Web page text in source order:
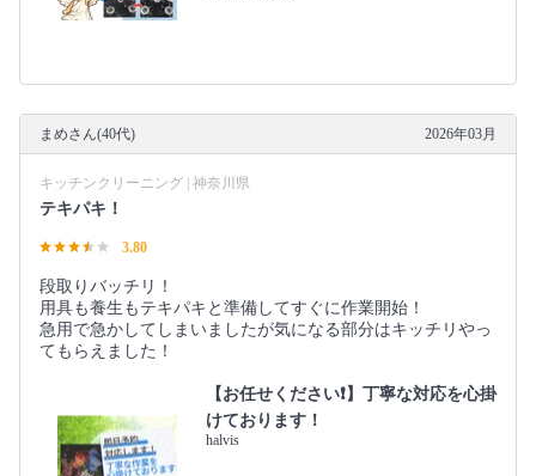
まめさん(40代) 2026年03月
キッチンクリーニング | 神奈川県
テキパキ！
3.80
段取りバッチリ！
用具も養生もテキパキと準備してすぐに作業開始！
急用で急かしてしまいましたが気になる部分はキッチリやっ
てもらえました！
【お任せください❗️】丁寧な対応を心掛
けております！
halvis